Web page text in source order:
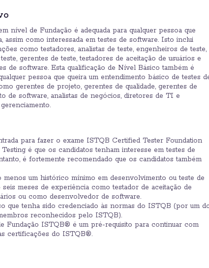
nível de Fundação é adequada para qualquer pessoa que
assim como interessada em testes de software. Isto inclui
como testadores, analistas de teste, engenheiros de teste,
gerentes de teste, testadores de aceitação de usuários e
de software. Esta qualificação de Nível Básico também é
pessoa que queira um entendimento básico de testes
gerentes de projeto, gerentes de qualidade, gerentes de
de software, analistas de negócios, diretores de TI e
para fazer o exame ISTQB Certified Tester Foundation
é que os candidatos tenham interesse em testes de
é fortemente recomendado que os candidatos também
menos um histórico mínimo em desenvolvimento ou teste de
meses de experiência como testador de aceitação de
ou como desenvolvedor de software.
que tenha sido credenciado às normas do ISTQB (por um
reconhecidos pelo ISTQB).
Fundação ISTQB® é um pré-requisito para continuar com
certificações do ISTQB®.